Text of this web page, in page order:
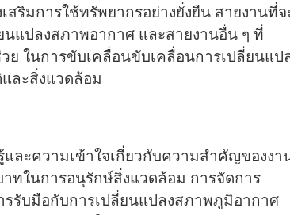
ริมการใช้ทรัพยากรอย่างยั่งยืน สายงานที่จ
แปลงสภาพอากาศ และสายงานอื่น ๆ ที่
ในการขับเคลื่อนขับเคลื่อนการเปลี่ยนแป
ละสิ่งแวดล้อม
และความเข้าใจเกี่ยวกับความสำคัญของงา
าทในการอนุรักษ์สิ่งแวดล้อม การจัดการ
รรับมือกับการเปลี่ยนแปลงสภาพภูมิอากาศ